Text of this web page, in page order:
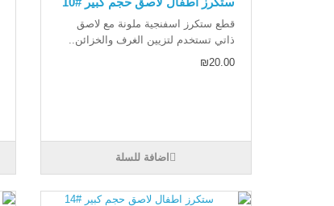
قطع ستكرز اسفنجية ملونة مع لاصق
ذاتي تستخدم لتزيين الغرف والخزائن..
₪20.00
اضافة للسلة